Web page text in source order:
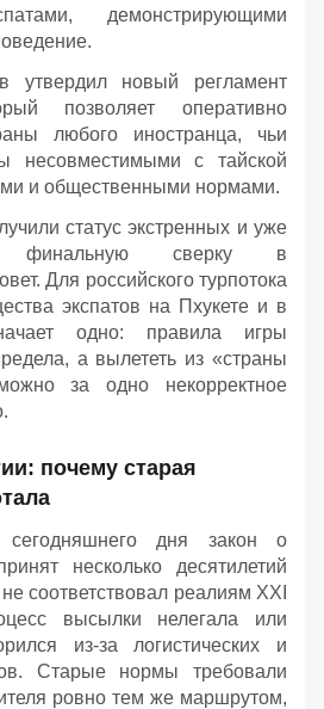
демонстрирующими
утвердил новый регламент
позволяет оперативно
любого иностранца, чьи
несовместимыми с тайской
и общественными нормами.
статус экстренных и уже
финальную сверку в
Для российского турпотока
экспатов на Пхукете и в
одно: правила игры
а вылететь из «страны
за одно некорректное
почему старая
дня закон о
несколько десятилетий
соответствовал реалиям XXI
высылки нелегала или
из-за логистических и
Старые нормы требовали
ровно тем же маршрутом,